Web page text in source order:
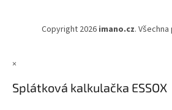
Copyright 2026 imano.cz.
×
Splátková kalkulačka ESSOX